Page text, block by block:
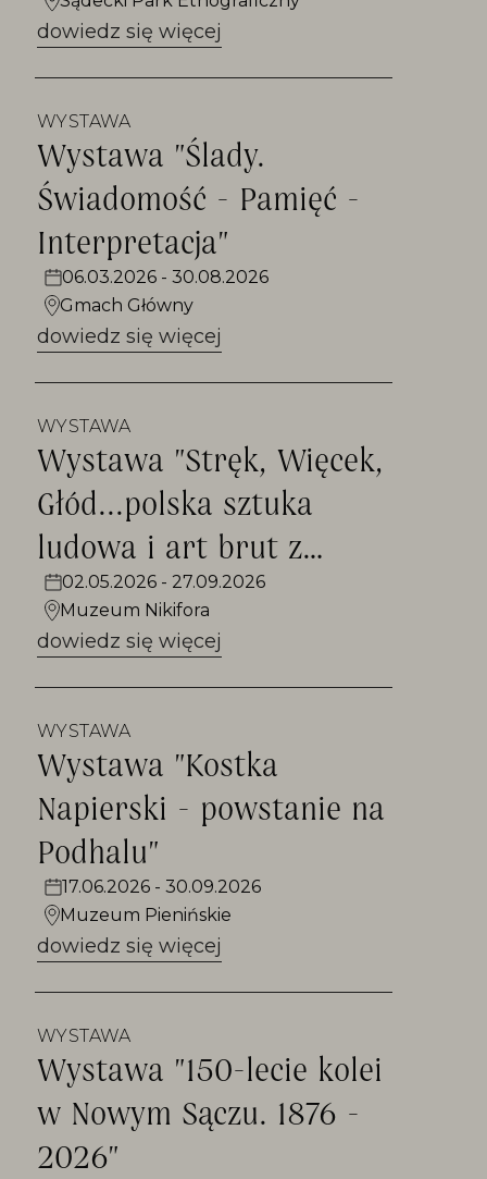
dowiedz się więcej
WYSTAWA
Wystawa "Ślady.
Świadomość - Pamięć -
Interpretacja"
06.03.2026 - 30.08.2026
Gmach Główny
dowiedz się więcej
WYSTAWA
Wystawa "Stręk, Więcek,
Głód...polska sztuka
ludowa i art brut z
kolekcji Jochena
Schmidta"
02.05.2026 - 27.09.2026
Muzeum Nikifora
dowiedz się więcej
WYSTAWA
Wystawa "Kostka
Napierski - powstanie na
Podhalu"
17.06.2026 - 30.09.2026
Muzeum Pienińskie
dowiedz się więcej
WYSTAWA
Wystawa "150-lecie kolei
w Nowym Sączu. 1876 -
2026"